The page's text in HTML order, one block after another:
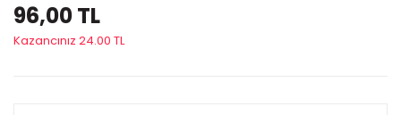
96,00 TL
Kazancınız 24.00 TL